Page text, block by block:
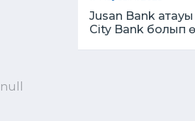
Jusan Bank
City Bank болып
null